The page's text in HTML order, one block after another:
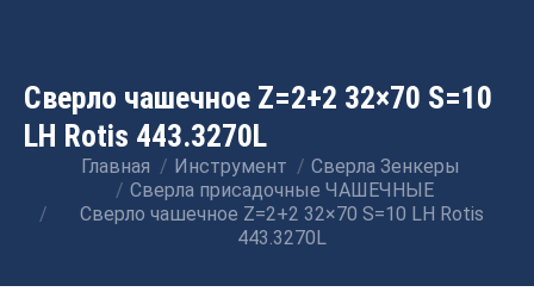
Сверло чашечное Z=2+2 32×70 S=10
LH Rotis 443.3270L
Вы здесь:
Главная Инструмент
Сверла Зенкеры
Сверла присадочные ЧАШЕЧНЫЕ
Сверло чашечное Z=2+2 32×70 S=10 LH Rotis
443.3270L